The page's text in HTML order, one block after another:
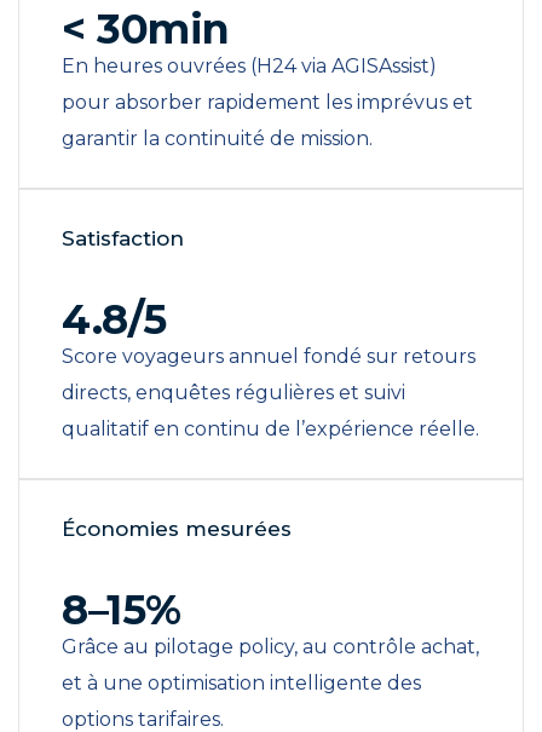
< 30min
En heures ouvrées (H24 via AGISAssist)
pour absorber rapidement les imprévus et
garantir la continuité de mission.
Satisfaction
4.8/5
Score voyageurs annuel fondé sur retours
directs, enquêtes régulières et suivi
qualitatif en continu de l’expérience réelle.
Économies mesurées
8–15%
Grâce au pilotage policy, au contrôle achat,
et à une optimisation intelligente des
options tarifaires.